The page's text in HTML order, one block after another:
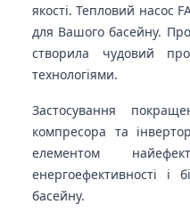
якості. Тепловий насос
для Вашого басейну.
створила чудовий
технологіями.
Застосування
компресора та
елементом
енергоефективності і
басейну.